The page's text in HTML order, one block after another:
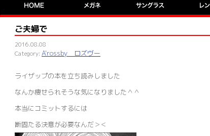
ご夫婦で
2016.08.08
A'rossby ロズヴー
ライザップの本を立ち読みしました
なんか痩せられそうな気になりました＾＾
本当にコミットするには
断固たる決意が必要なんだ＞＜